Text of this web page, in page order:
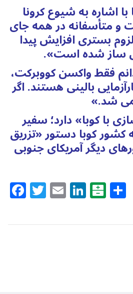
اشاره به شیوع کرونا
و متأسفانه در همه جای
بستری افزایش پیدا
ساز شده است».
فقط واکسن کووبرکت،
بالینی هستند. اگر
شد.»
با کوبا» دارد؛ سفیر
کشور کوبا دستور «تزریق
دیگر آمریکای جنوبی
Facebook
Twitter
Email